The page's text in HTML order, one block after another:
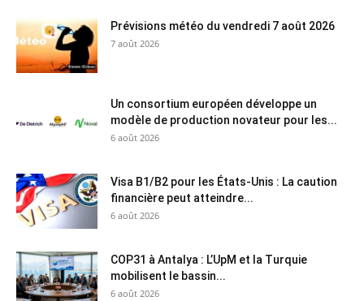
Prévisions météo du vendredi 7 août 2026
7 août 2026
Un consortium européen développe un
modèle de production novateur pour les...
6 août 2026
Visa B1/B2 pour les États-Unis : La caution
financière peut atteindre...
6 août 2026
COP31 à Antalya : L’UpM et la Turquie
mobilisent le bassin...
6 août 2026